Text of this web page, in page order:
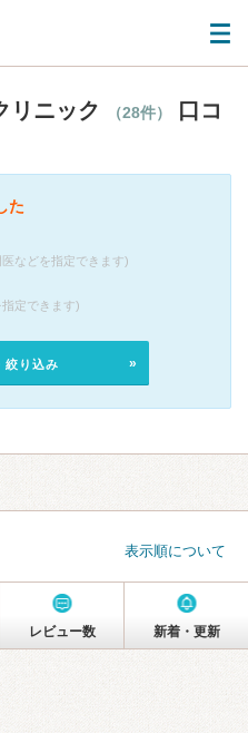
リニック （28件）
口コ
た
などを指定できます)
定できます)
絞り込み
表示順について
レビュー数 新着・更新